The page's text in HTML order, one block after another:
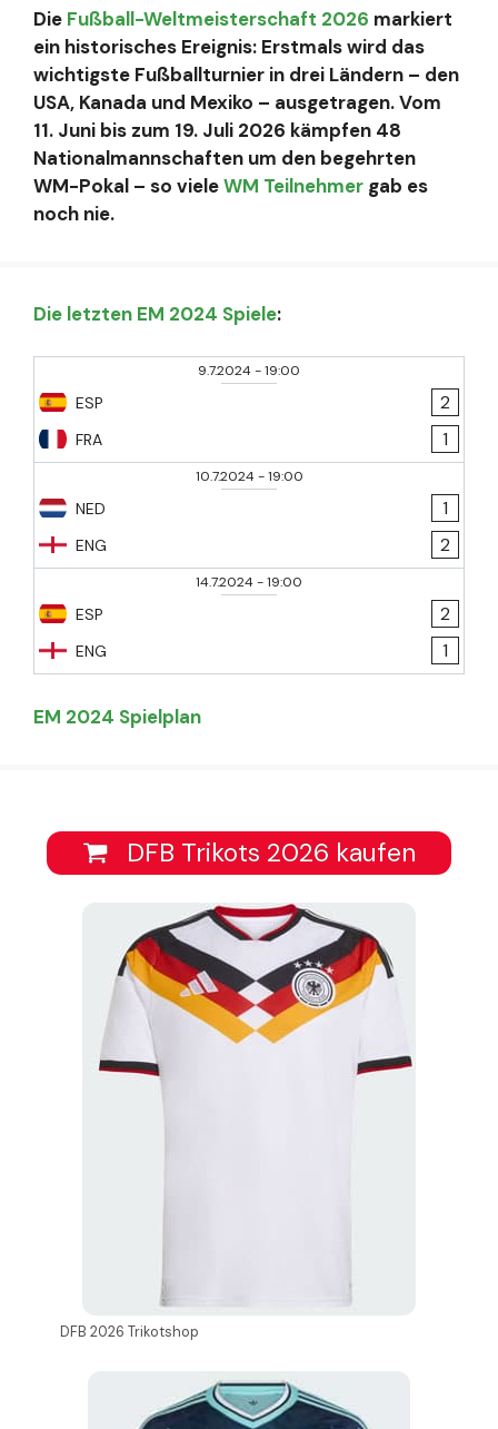
Die Fußball-Weltmeisterschaft 2026 markiert
ein historisches Ereignis: Erstmals wird das
wichtigste Fußballturnier in drei Ländern – den
USA, Kanada und Mexiko – ausgetragen. Vom
11. Juni bis zum 19. Juli 2026 kämpfen 48
Nationalmannschaften um den begehrten
WM-Pokal – so vieleWM Teilnehmer gab es
noch nie.
Die letzten EM 2024 Spiele:
9.7.2024-19:00
ESP
FRA
2
1
10.7.2024-19:00
NED
ENG
1
2
14.7.2024-19:00
ESP
ENG
2
1
EM 2024 Spielplan
DFB Trikots 2026 kaufen
DFB 2026 Trikotshop